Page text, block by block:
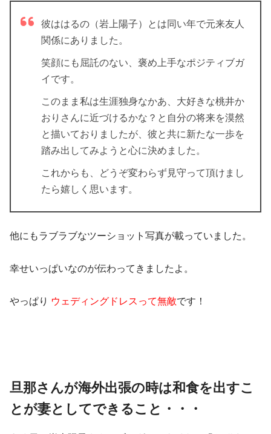
彼ははるの（岩上陽子）とは同い年で元来友人
関係にありました。
笑顔にも屈託のない、褒め上手なポジティブガ
イ です。
このまま私は生涯独身なかあ、大好きな桃井か
おりさんに近づけるかな？と自分の将来を漠然
と描いておりましたが、彼と共に新たな一歩を
踏み出してみようと心に決めました。
これからも、どうぞ変わらず見守って頂けまし
たら嬉しく思います。
他にもラブラブなツーショット写真が載っていました。
幸せいっぱいなのが伝わってきましたよ。
やっぱり ウェディングドレスって無敵です！
旦那さんが海外出張の時は和食を出すこ
とが妻としてできること・・・